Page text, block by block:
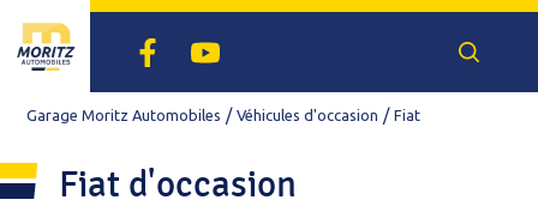
FacebookYoutube
véhicule
Garage Moritz Automobiles Véhicules d'occasion Fiat
Fiat d'occasion